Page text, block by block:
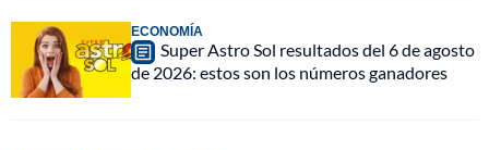
ECONOMÍA
Super Astro Sol resultados del 6 de agosto
de 2026: estos son los números ganadores